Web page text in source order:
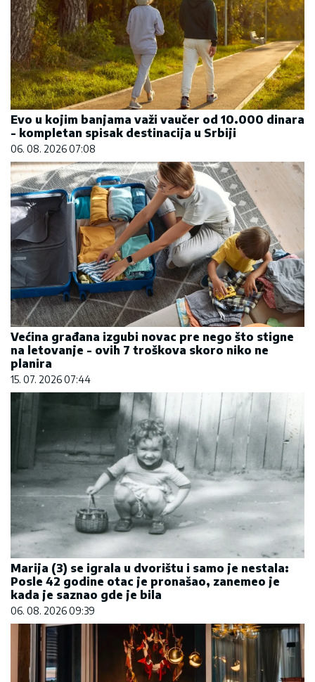
Evo u kojim banjama važi vaučer od 10.000 dinara
- kompletan spisak destinacija u Srbiji
06. 08. 2026 07:08
Većina građana izgubi novac pre nego što stigne
na letovanje - ovih 7 troškova skoro niko ne
planira
15. 07. 2026 07:44
Marija (3) se igrala u dvorištu i samo je nestala:
Posle 42 godine otac je pronašao, zanemeo je
kada je saznao gde je bila
06. 08. 2026 09:39